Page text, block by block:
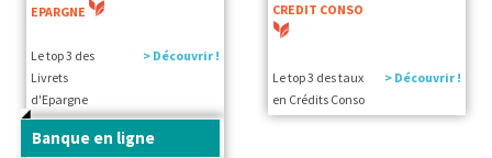
EPARGNE
Le top 3 des
Livrets
d'Epargne
> Découvrir !
CREDIT CONSO
Le top 3 des taux
en Crédits Conso
> Découvrir !
Banque en ligne